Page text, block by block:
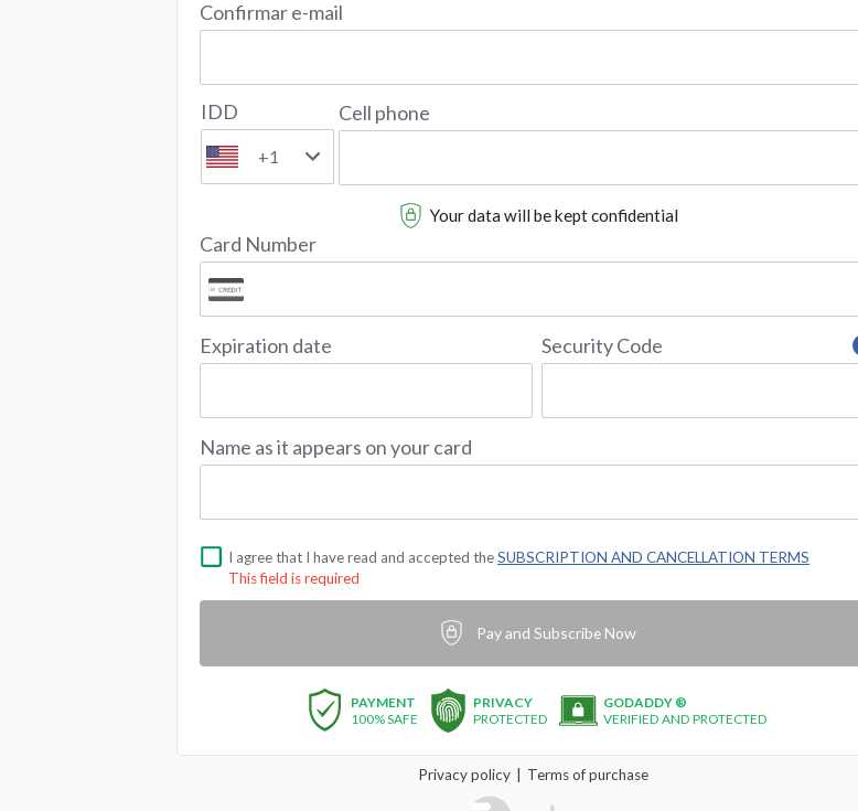
Confirmar e-mail
IDD
+1
Cell phone
Your data will be kept confidential
Card Number
Expiration date Security Code
Name as it appears on your card
I agree that I have read and accepted theSUBSCRIPTION AND CANCELLATION TERMS
This field is required
Pay and Subscribe Now
PAYMENT
100% SAFE
PRIVACY
PROTECTED
GODADDY ®
VERIFIED AND PROTECTED
Privacy policy Terms of purchase